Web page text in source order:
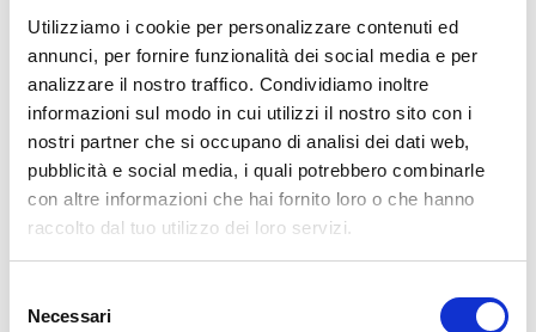
Utilizziamo i cookie per personalizzare contenuti ed
annunci, per fornire funzionalità dei social media e per
analizzare il nostro traffico. Condividiamo inoltre
informazioni sul modo in cui utilizzi il nostro sito con i
nostri partner che si occupano di analisi dei dati web,
pubblicità e social media, i quali potrebbero combinarle
con altre informazioni che hai fornito loro o che hanno
raccolto dal tuo utilizzo dei loro servizi.
delNecessari
Disponibile
34,49 €
Tasse incluse
AGGIUNGI AL CARRELLO